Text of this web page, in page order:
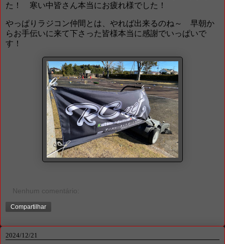
た！ 寒い中皆さん本当にお疲れ様でした！
やっぱりラジコン仲間とは、やれば出来るのね～ 早朝か
らお手伝いに来て下さった皆様本当に感謝でいっぱいで
す！
Nenhum comentário:
Compartilhar
2024/12/21